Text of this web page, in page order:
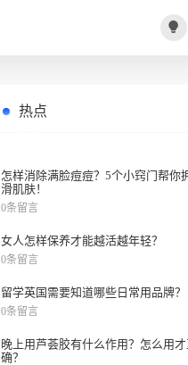
热点
怎样消除满脸痘痘？5个小窍门帮你
滑肌肤！
0条留言
女人怎样保养才能越活越年轻？
0条留言
留学英国需要知道哪些日常用品牌？
0条留言
晚上用芦荟胶有什么作用？怎么用才
确？